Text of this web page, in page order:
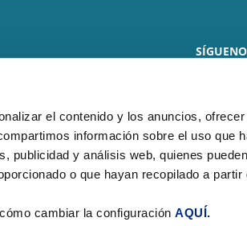
el contenido y los anuncios,
información sobre el uso que
publicidad y análisis web, quienes pueden
o que hayan recopilado a partir
cambiar la configuraciónAQUÍ.
8 local
278 258